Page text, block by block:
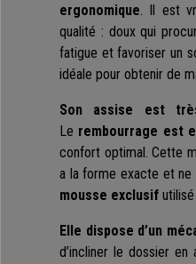
ergonomique. Il est
qualité : doux qui
fatigue et favoriser un
idéale pour obtenir de
Son assise est
Le rembourrage est
confort optimal. Cette
a la forme exacte et ne
mousse exclusif
Elle dispose d’un
d’incliner le dossier en